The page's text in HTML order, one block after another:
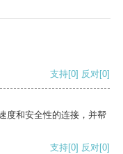
支持[0] 反对[0]
度和安全性的连接，并帮
支持[0] 反对[0]